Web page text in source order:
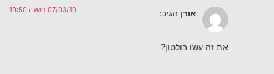
אורן הגיב: 07/03/10 בשעה 19:50
את זה עשו בולטון?